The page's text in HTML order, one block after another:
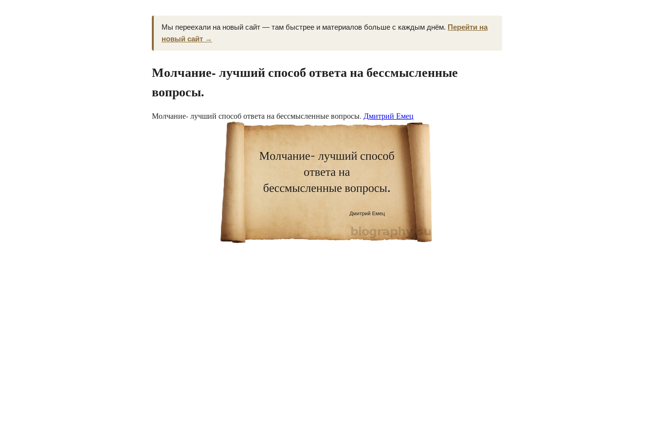
Мы переехали на новый сайт — там быстрее и материалов больше с каждым днём. Перейти на
новый сайт →
Молчание- лучший способ ответа на бессмысленные
вопросы.
Молчание- лучший способ ответа на бессмысленные вопросы. Дмитрий Емец